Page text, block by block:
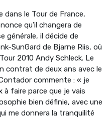
dans le Tour de France,
qu’il changera de
générale, il décide de
SunGard de Bjarne Riis, où
2010 Andy Schleck. Le
contrat de deux ans avec le
commente : « je
à faire parce que je vais
bien définie, avec une
me donnera la tranquilité